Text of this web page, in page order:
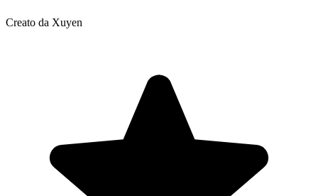
Creato da Xuyen